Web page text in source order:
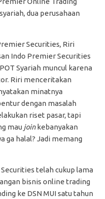
dua perusahaan
Securities, Riri
Indo Premier Securities
Syariah muncul karena
Riri menceritakan
minatnya
dengan masalah
riset pasar, tapi
mau joinkebanyakan
ga halal? Jadi memang
telah cukup lama
bisnis online trading
ke DSN MUI satu tahun